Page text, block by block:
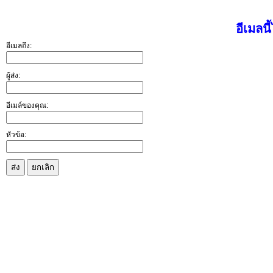
อีเมล
อีเมลถึง:
ผู้ส่ง:
อีเมล์ของคุณ:
หัวข้อ:
ส่ง ยกเลิก